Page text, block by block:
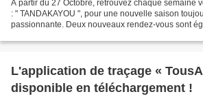
À partir du 27 Octobre, retrouvez chaque semaine
: " TANDAKAYOU ", pour une nouvelle saison
passionnante. Deux nouveaux rendez-vous sont
L'application de traçage «
disponible en téléchargement !